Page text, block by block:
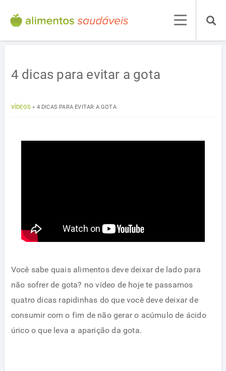
4 dicas para evitar a gota
VÍDEOS» 4 DICAS PARA EVITAR A GOTA
Você sabe quais alimentos deve deixar de lado para
não sofrer de gota? no vídeo de hoje te passamos
quatro dicas rapidinhas do que você deve deixar de
consumir com o fim de não gerar o acúmulo de ácido
úrico o que leva a aparição da gota.